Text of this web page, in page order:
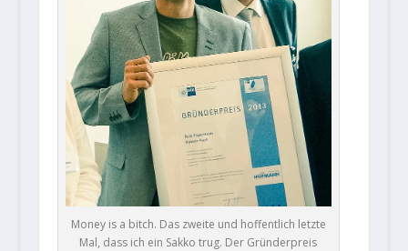
Money is a bitch. Das zweite und hoffentlich letzte
Mal, dass ich ein Sakko trug. Der Gründerpreis